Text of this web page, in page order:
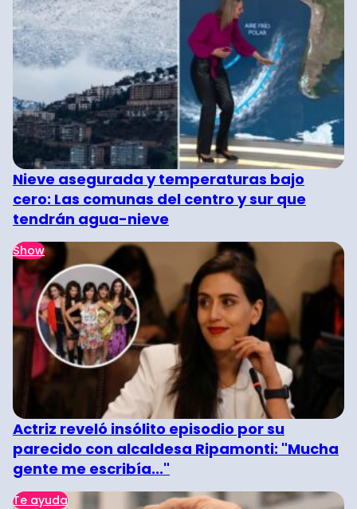
Nieve asegurada y temperaturas bajo
cero: Las comunas del centro y sur que
tendrán agua-nieve
Show
Actriz reveló insólito episodio por su
parecido con alcaldesa Ripamonti: "Mucha
gente me escribía..."
Te ayuda